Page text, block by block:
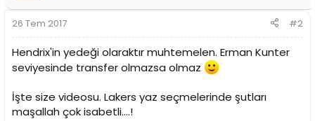
26 Tem 2017 #2
Hendrix'in yedeği olaraktır muhtemelen. Erman Kunter
seviyesinde transfer olmazsa olmaz
İşte size videosu. Lakers yaz seçmelerinde şutları
maşallah çok isabetli....!